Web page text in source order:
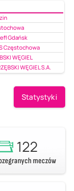
Gdańsk
Częstochowa
WĘGIEL
WĘGIEL S.A.
Statystyki
122
meczów